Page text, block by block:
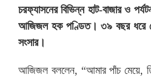
চরফ্যাসনের বিভিন্ন হাট-বাজার ও
আজিজল হক পণ্ডিত। ৩৯ বছর ধরে
সংসার।
আজিজল বললেন, “আমার পাঁচ মেয়ে,